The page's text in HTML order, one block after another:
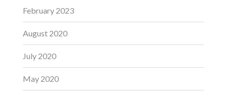
February 2023
August 2020
July 2020
May 2020